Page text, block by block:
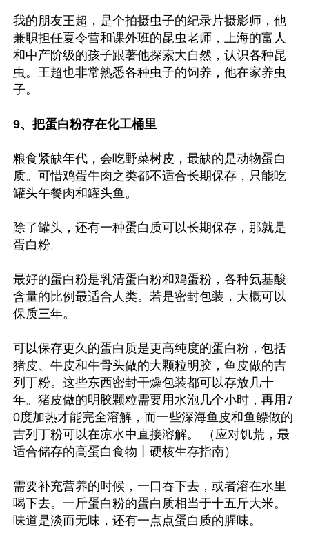
我的朋友王超，是个拍摄虫子的纪录片摄影师，他
兼职担任夏令营和课外班的昆虫老师，上海的富人
和中产阶级的孩子跟著他探索大自然，认识各种昆
虫。王超也非常熟悉各种虫子的饲养，他在家养虫
子。
9、把蛋白粉存在化工桶里
粮食紧缺年代，会吃野菜树皮，最缺的是动物蛋白
质。可惜鸡蛋牛肉之类都不适合长期保存，只能吃
罐头午餐肉和罐头鱼。
除了罐头，还有一种蛋白质可以长期保存，那就是
蛋白粉。
最好的蛋白粉是乳清蛋白粉和鸡蛋粉，各种氨基酸
含量的比例最适合人类。若是密封包装，大概可以
保质三年。
可以保存更久的蛋白质是更高纯度的蛋白粉，包括
猪皮、牛皮和牛骨头做的大颗粒明胶，鱼皮做的吉
列丁粉。这些东西密封干燥包装都可以存放几十
年。猪皮做的明胶颗粒需要用水泡几个小时，再用7
0度加热才能完全溶解，而一些深海鱼皮和鱼鳔做的
吉列丁粉可以在凉水中直接溶解。 （应对饥荒，最
适合储存的高蛋白食物丨硬核生存指南）
需要补充营养的时候，一口吞下去，或者溶在水里
喝下去。一斤蛋白粉的蛋白质相当于十五斤大米。
味道是淡而无味，还有一点点蛋白质的腥味。